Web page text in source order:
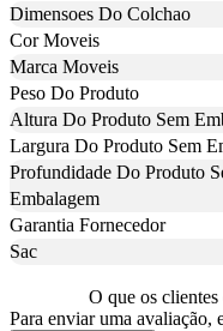
Dimensoes Do Colchao
Cor Moveis
Marca Moveis
Peso Do Produto
Altura Do Produto Sem
Largura Do Produto Sem
Profundidade Do Produto
Embalagem
Garantia Fornecedor
Sac
O que os
Para enviar uma avaliação,